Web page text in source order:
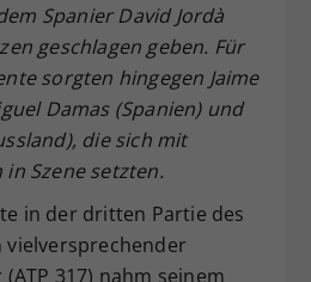
Spanier David Jordà
geschlagen geben. Für
sorgten hingegen Jaime
Damas (Spanien) und
die sich mit
Szene setzten.
in der dritten Partie des
vielversprechender
317) nahm seinem